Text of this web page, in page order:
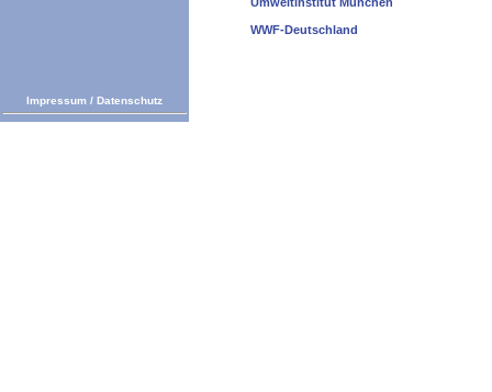
WWF-Deutschland
Impressum / Datenschutz